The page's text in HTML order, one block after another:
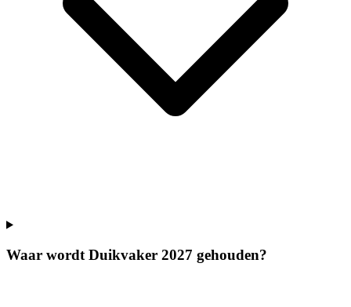
Waar wordt Duikvaker 2027 gehouden?